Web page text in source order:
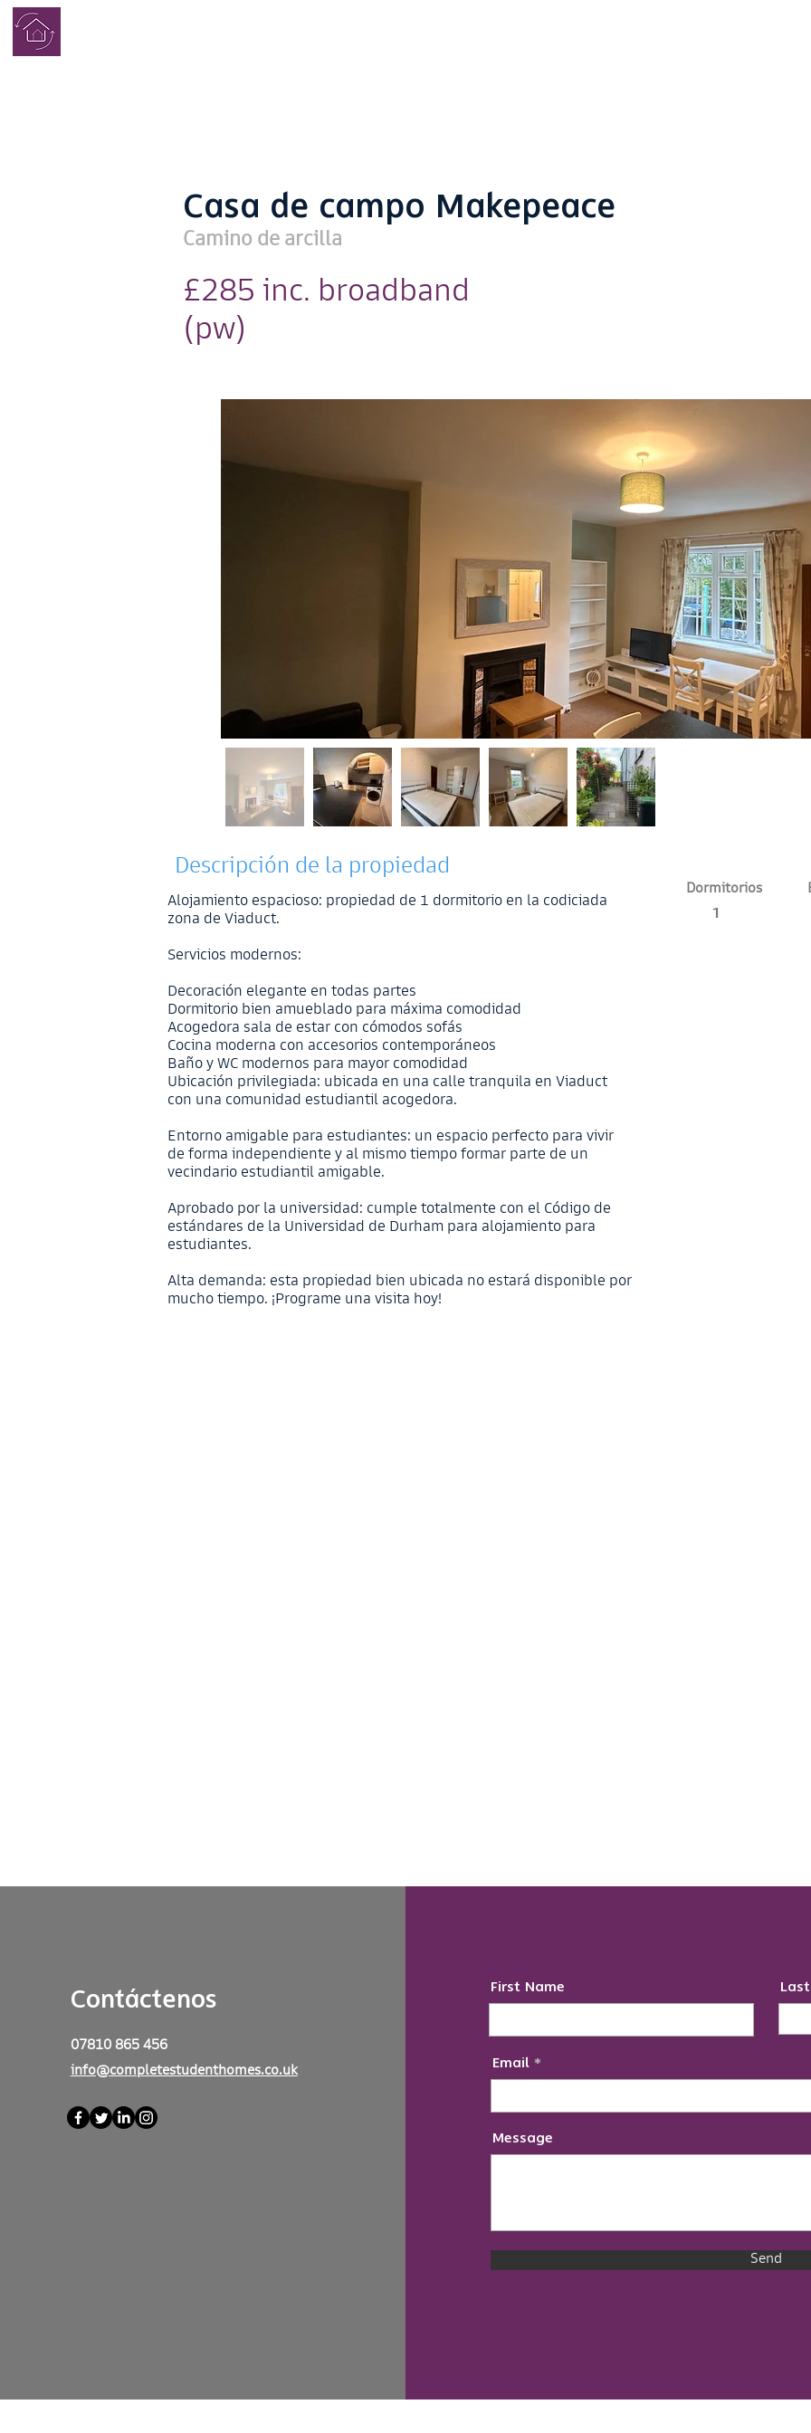
Casa de campo Makepeace
Camino de arcilla
£285 inc. broadband
(pw)
Descripción de la propiedad
Alojamiento espacioso: propiedad de 1 dormitorio en la codiciada
zona de Viaduct.
Servicios modernos:
Decoración elegante en todas partes
Dormitorio bien amueblado para máxima comodidad
Acogedora sala de estar con cómodos sofás
Cocina moderna con accesorios contemporáneos
Baño y WC modernos para mayor comodidad
Ubicación privilegiada: ubicada en una calle tranquila en Viaduct
con una comunidad estudiantil acogedora.
Entorno amigable para estudiantes: un espacio perfecto para vivir
de forma independiente y al mismo tiempo formar parte de un
vecindario estudiantil amigable.
Aprobado por la universidad: cumple totalmente con el Código de
estándares de la Universidad de Durham para alojamiento para
estudiantes.
Alta demanda: esta propiedad bien ubicada no estará disponible por
mucho tiempo. ¡Programe una visita hoy!
Dormitorios
1
Contáctenos
07810 865 456
info@completestudenthomes.co.uk
First Name
Email
Message
Send